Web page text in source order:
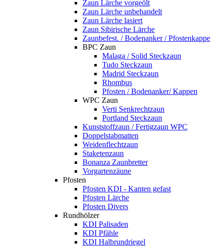
Zaun Lärche vorgeölt
Zaun Lärche unbehandelt
Zaun Lärche lasiert
Zaun Sibirische Lärche
Zaunbefest. / Bodenanker / Pfostenkappe
BPC Zaun
Malaga / Solid Steckzaun
Tudo Steckzaun
Madrid Steckzaun
Rhombus
Pfosten / Bodenanker/ Kappen
WPC Zaun
Verti Senkrechtzaun
Portland Steckzaun
Kunststoffzaun / Fertigzaun WPC
Doppelstabmatten
Weidenflechtzaun
Staketenzaun
Bonanza Zaunbretter
Vorgartenzäune
Pfosten
Pfosten KDI - Kanten gefast
Pfosten Lärche
Pfosten Divers
Rundhölzer
KDI Palisaden
KDI Pfähle
KDI Halbrundriegel